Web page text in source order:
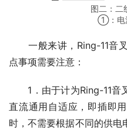
图二：二
①：电
一般来讲，Ring-11音叉
点事项需要注意：
1．由于计为Ring-11音
直流通用自适应，即插即
时，不需要根据不同的供